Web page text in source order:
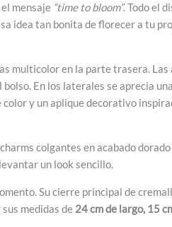
mensaje “time to bloom”. Todo el
idea tan bonita de florecer a tu
multicolor en la parte trasera. Las
En los laterales se aprecia
y un aplique decorativo
colgantes en acabado
un look sencillo.
Su cierre principal de
medidas de 24 cm de largo, 15